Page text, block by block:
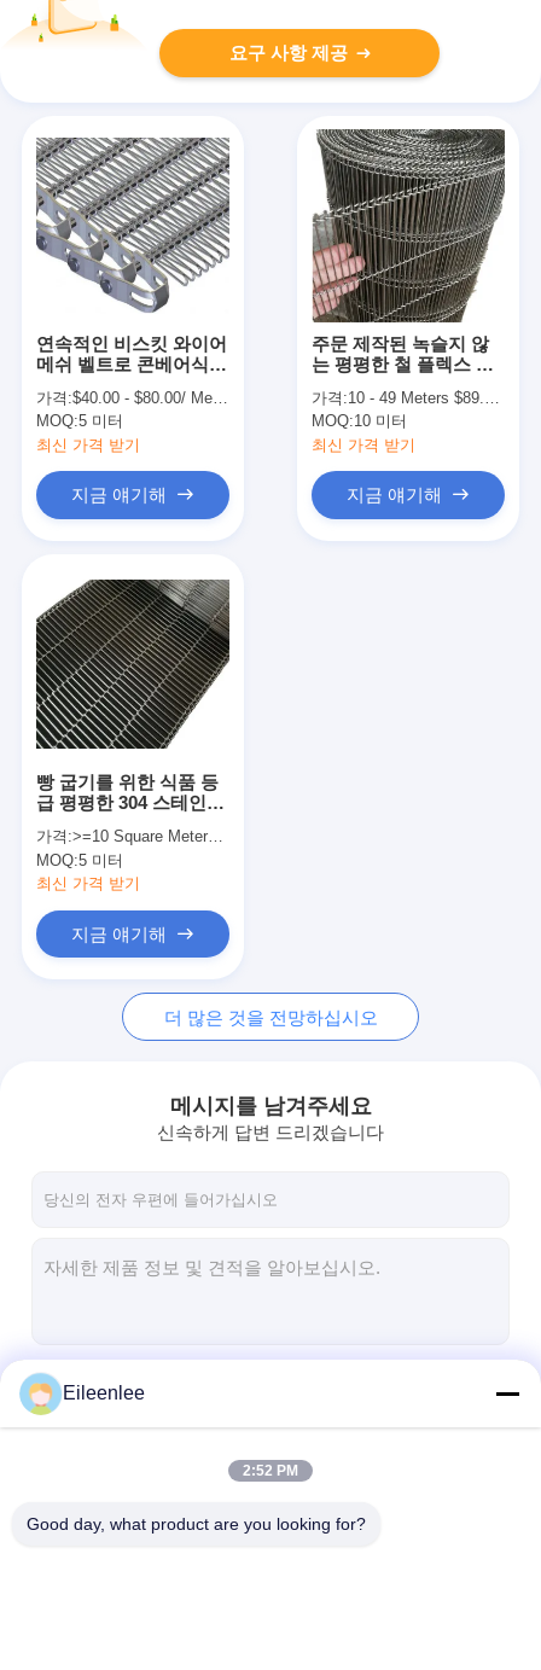
제품 소개
품질 관리
연락처
모든 케이스
스테인레스 강 메시 벨트
나선형 와이어 메쉬
요구 사항 제공
연속적인 비스킷 와이어
메쉬 벨트로 콘베어식
가격:$40.00 - $80.00/ Meter|10 Meter/Meters(Min. Order)
MOQ:5 미터
최신 가격 받기
지금 얘기해
주문 제작된 녹슬지 않
는 평평한 철 플렉스 벨
베이어 벨트
가격:10 - 49 Meters $89.55， 50 - 99 Meters $74.62， 100 - 999 Meters $59.70， >=1000 Meters $44.78
MOQ:10 미터
최신 가격 받기
지금 얘기해
빵 굽기를 위한 식품 등
급 평평한 304 스테인레
베아 벨트
가격:>=10 Square Meters $12.50
MOQ:5 미터
최신 가격 받기
지금 얘기해
더 많은 것을 전망하십시오
메시지를 남겨주세요
신속하게 답변 드리겠습니다
Eileenlee
2:52 PM
Good day, what product are you looking for?